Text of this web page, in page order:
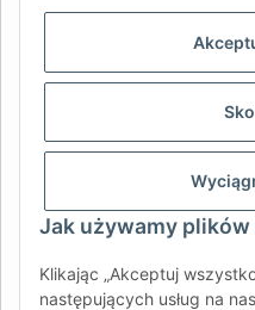
Jak używamy
Klikając „Akceptuj
następujących usług na
AFATEK INTERNATIONAL –
DE AT
BE
SE FI
RO